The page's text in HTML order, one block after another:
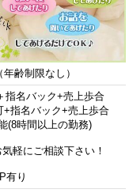
齢制限なし）
指名バック+売上歩合
+指名バック+売上歩合
(8時間以上の勤務)
軽にご相談下さい！
有り